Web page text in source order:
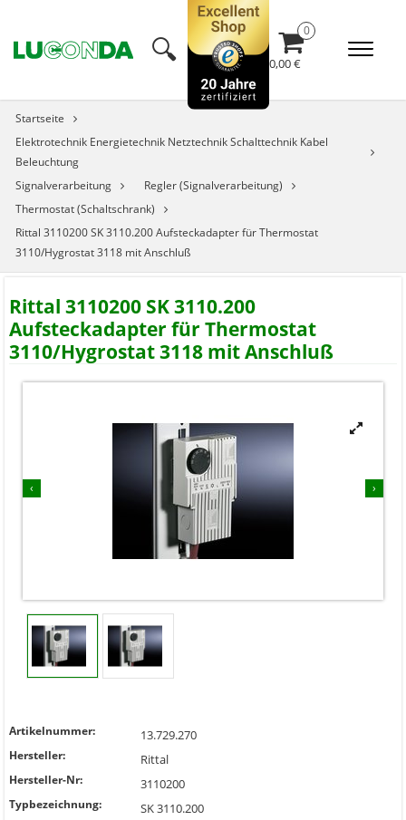
🔍︎ 0,00 €
Startseite
Elektrotechnik Energietechnik Netztechnik Schalttechnik Kabel
Beleuchtung
Signalverarbeitung
Regler (Signalverarbeitung)
Thermostat (Schaltschrank)
Rittal 3110200 SK 3110.200 Aufsteckadapter für Thermostat
3110/Hygrostat 3118 mit Anschluß
Rittal 3110200 SK 3110.200
Aufsteckadapter für Thermostat
3110/Hygrostat 3118 mit Anschluß
‹ ›


Artikelnummer: 13.729.270
Hersteller: Rittal
Hersteller-Nr: 3110200
Typbezeichnung: SK 3110.200